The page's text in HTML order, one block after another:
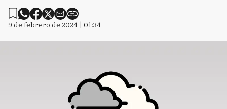
9 de febrero de 2024 | 01:34